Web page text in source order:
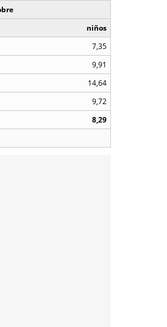
niños
7,35
9,91
14,64
9,72
8,29